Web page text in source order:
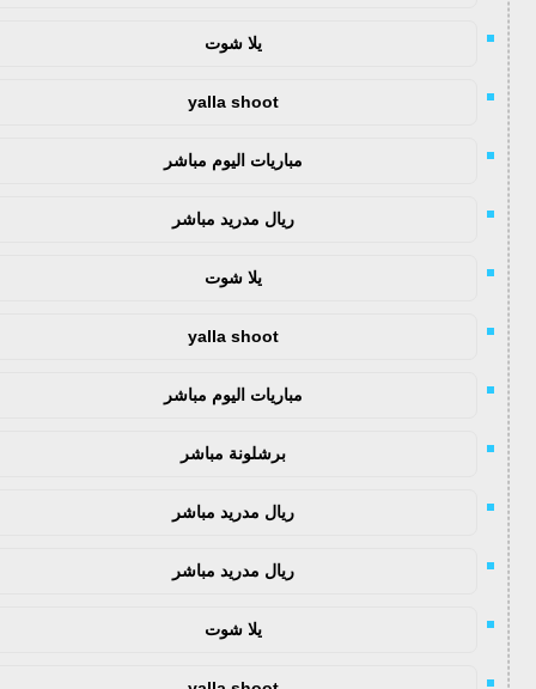
يلا شوت
yalla shoot
مباريات اليوم مباشر
ريال مدريد مباشر
يلا شوت
yalla shoot
مباريات اليوم مباشر
برشلونة مباشر
ريال مدريد مباشر
ريال مدريد مباشر
يلا شوت